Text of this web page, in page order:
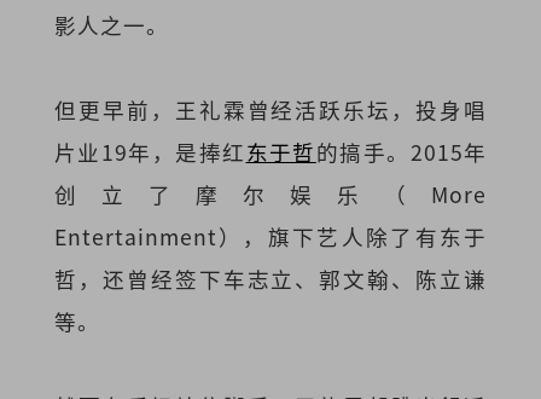
影人之一。
但更早前，王礼霖曾经活跃乐坛，投身唱
片业19年，是捧红东于哲的搞手。2015年
创立了摩尔娱乐（More
Entertainment），旗下艺人除了有东于
哲，还曾经签下车志立、郭文翰、陈立谦
等。